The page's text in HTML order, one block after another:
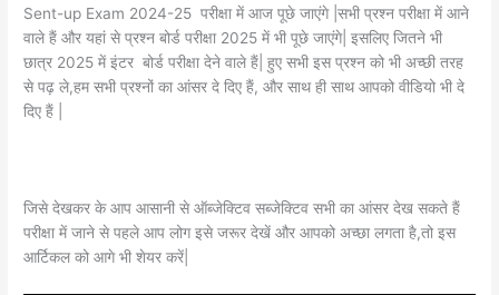
Sent-up Exam 2024-25 परीक्षा में आज पूछे जाएंगे |सभी प्रश्न परीक्षा में आने
वाले हैं और यहां से प्रश्न बोर्ड परीक्षा 2025 में भी पूछे जाएंगे| इसलिए जितने भी
छात्र 2025 में इंटर बोर्ड परीक्षा देने वाले हैं| हुए सभी इस प्रश्न को भी अच्छी तरह
से पढ़ ले,हम सभी प्रश्नों का आंसर दे दिए हैं, और साथ ही साथ आपको वीडियो भी दे
दिए हैं |
जिसे देखकर के आप आसानी से ऑब्जेक्टिव सब्जेक्टिव सभी का आंसर देख सकते हैं
परीक्षा में जाने से पहले आप लोग इसे जरूर देखें और आपको अच्छा लगता है,तो इस
आर्टिकल को आगे भी शेयर करें|